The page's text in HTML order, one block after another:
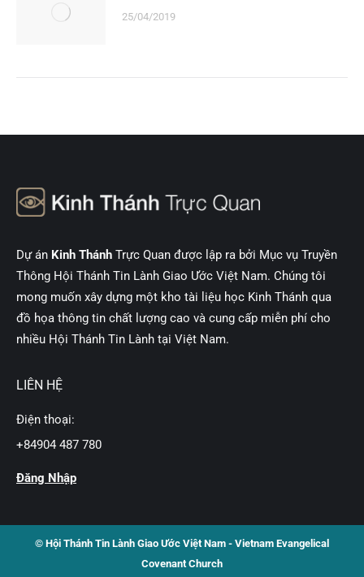
25/04/2019
Dự án Kinh Thánh Trực Quan được lập ra bởi Mục vụ Truyền
Thông Hội Thánh Tin Lành Giao Ước Việt Nam. Chúng tôi
mong muốn xây dựng một kho tài liệu học Kinh Thánh qua
đồ họa thông tin chất lượng cao và cung cấp miễn phí cho
nhiều Hội Thánh Tin Lành tại Việt Nam.
LIÊN HỆ
Điện thoại:
+84904 487 780
Đăng Nhập
© Hội Thánh Tin Lành Giao Ước Việt Nam - Vietnam Evangelical
Covenant Church